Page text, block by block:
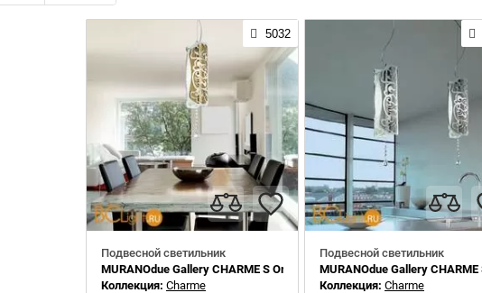
5032
Подвесной светильник
MURANOdue Gallery CHARME S Oro
Коллекция: Charme
Подвесной светильник
MURANOdue Gallery CHARME
Коллекция: Charme